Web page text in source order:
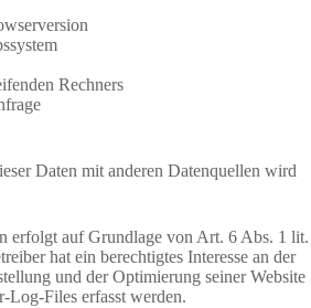
Rechners
Daten mit anderen Datenquellen wird
erfolgt auf Grundlage von Art. 6 Abs. 1 lit.
hat ein berechtigtes Interesse an der
und der Optimierung seiner Website
Log-Files erfasst werden.